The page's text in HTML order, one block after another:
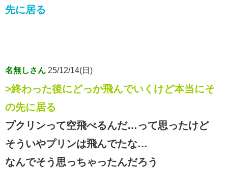
先に居る
名無しさん 25/12/14(日)
>終わった後にどっか飛んでいくけど本当にそ
の先に居る
プクリンって空飛べるんだ…って思ったけど
そういやプリンは飛んでたな…
なんでそう思っちゃったんだろう